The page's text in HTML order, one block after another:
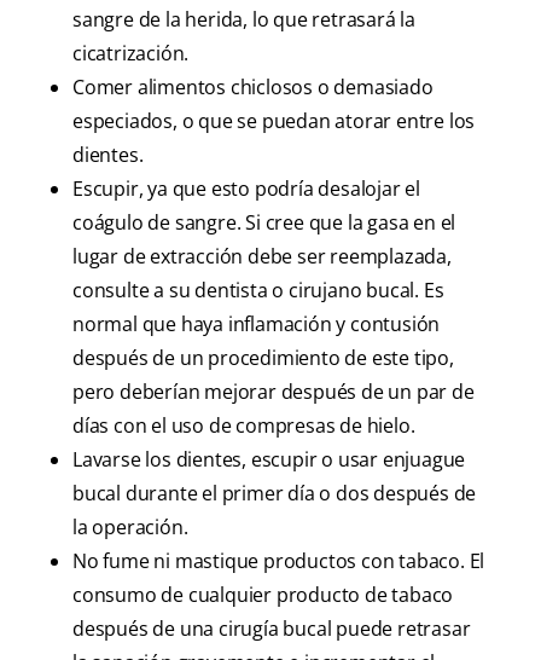
sangre de la herida, lo que retrasará la
cicatrización.
Comer alimentos chiclosos o demasiado
especiados, o que se puedan atorar entre los
dientes.
Escupir, ya que esto podría desalojar el
coágulo de sangre. Si cree que la gasa en el
lugar de extracción debe ser reemplazada,
consulte a su dentista o cirujano bucal. Es
normal que haya inflamación y contusión
después de un procedimiento de este tipo,
pero deberían mejorar después de un par de
días con el uso de compresas de hielo.
Lavarse los dientes, escupir o usar enjuague
bucal durante el primer día o dos después de
la operación.
No fume ni mastique productos con tabaco. El
consumo de cualquier producto de tabaco
después de una cirugía bucal puede retrasar